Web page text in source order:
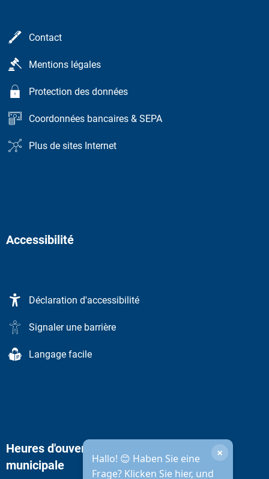
Contact
Mentions légales
Protection des données
Coordonnées bancaires & SEPA
Plus de sites Internet
Accessibilité
Déclaration d'accessibilité
Signaler une barrière
Langage facile
Hallo! 😊 Haben Sie eine
Frage? Klicken Sie hier, und
×
Heures d'ouverture de l'administration
municipale